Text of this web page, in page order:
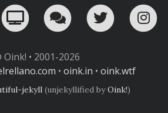
un email!canal en Telegram!
Oink! TV Charla conTwitter
• 2001-2026
• oink.in • oink.wtf
jekyll (unjekyllified byOink!)